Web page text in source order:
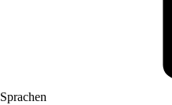
Sprachen